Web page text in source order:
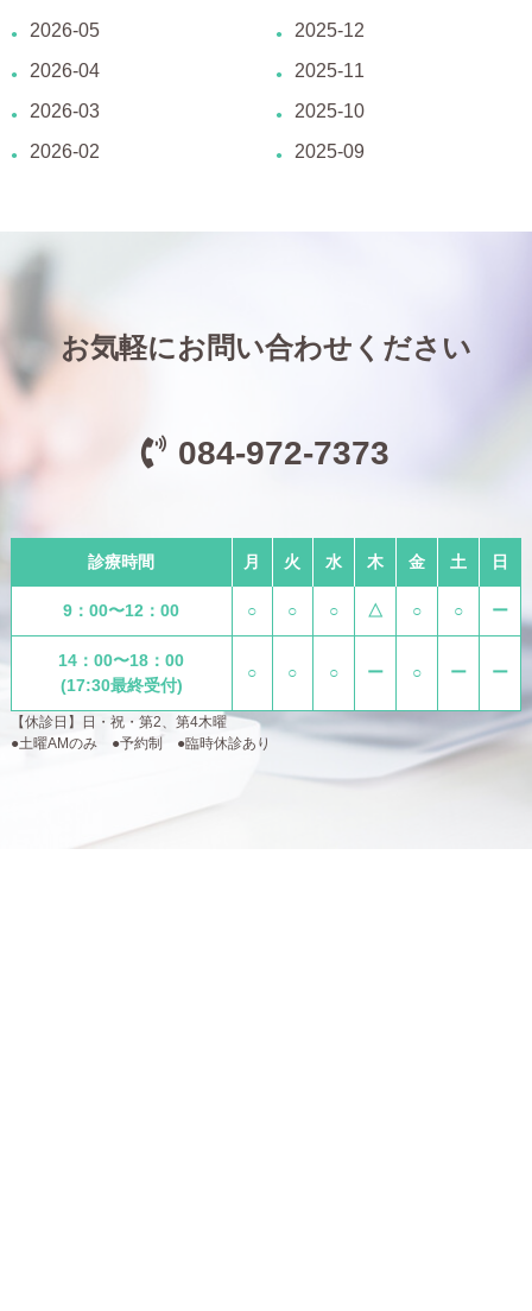
2026-05
2026-04
2026-03
2026-02
2025-12
2025-11
2025-10
2025-09
お気軽にお問い合わせください
084-972-7373
診療時間 月 火 水 木 金 土 日
9：00〜12：00 ○ ○ ○ △ ○ ○ ー
14：00〜18：00
(17:30最終受付)
○ ○ ○ ー ○ ー ー
【休診日】日・祝・第2、第4木曜
●土曜AMのみ ●予約制 ●臨時休診あり